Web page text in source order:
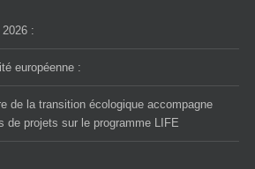
:
européenne :
de la transition écologique accompagne
de projets sur le programme LIFE